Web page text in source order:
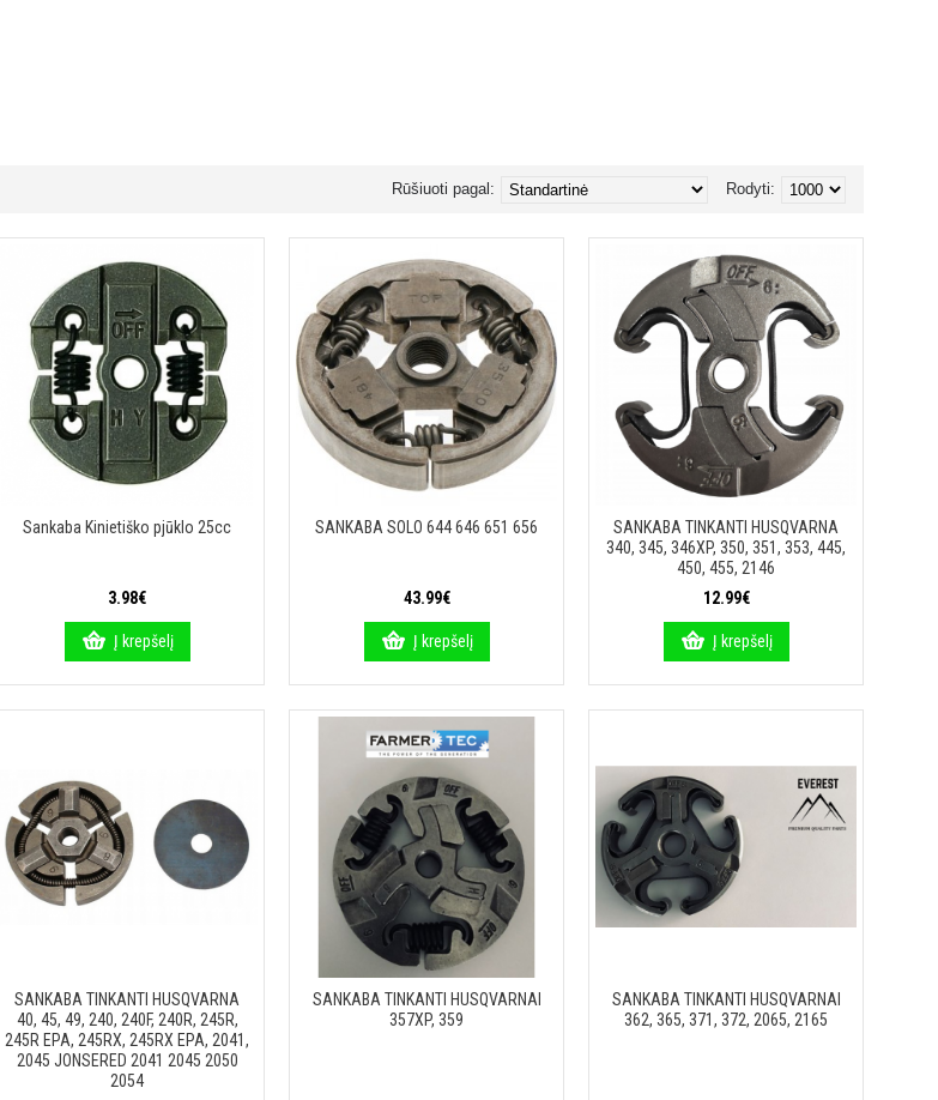
Rodyti:
Rūšiuoti pagal:
Sankaba Kinietiško pjūklo 25cc
3.98€
Į krepšelį
SANKABA SOLO 644 646 651 656
43.99€
Į krepšelį
SANKABA TINKANTI HUSQVARNA
340, 345, 346XP, 350, 351, 353, 445,
450, 455, 2146
12.99€
Į krepšelį
SANKABA TINKANTI HUSQVARNA
40, 45, 49, 240, 240F, 240R, 245R,
245R EPA, 245RX, 245RX EPA, 2041,
2045 JONSERED 2041 2045 2050
2054
SANKABA TINKANTI HUSQVARNAI
357XP, 359
SANKABA TINKANTI HUSQVARNAI
362, 365, 371, 372, 2065, 2165